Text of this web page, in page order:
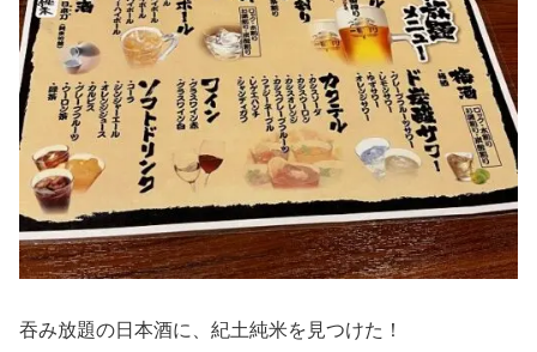
吞み放題の日本酒に、紀土純米を見つけた！